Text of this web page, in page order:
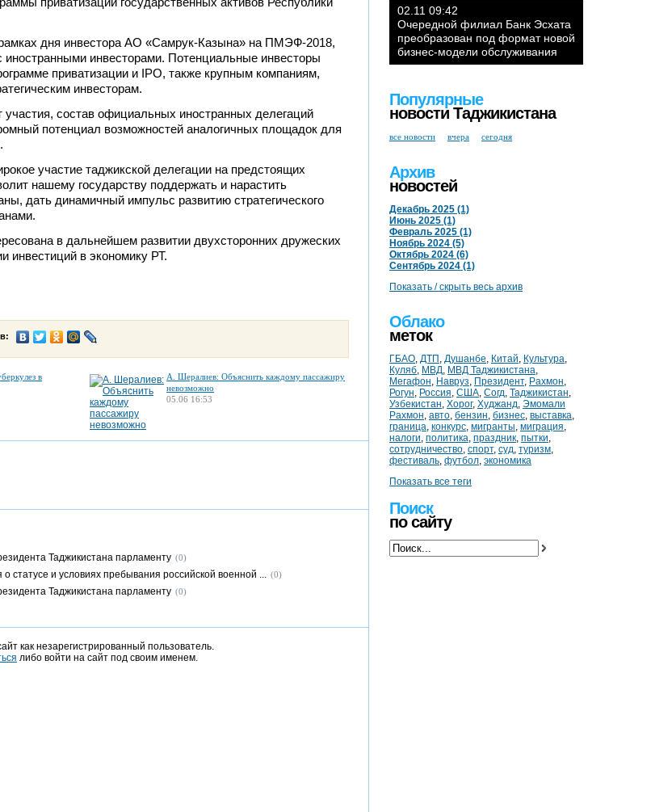
дня инвестора АО «Самрук-Казына» на ПМЭФ-2018,
инвесторами. Потенциальные инвесторы
приватизации и IPO, также крупным компаниям,
инвесторам.
состав официальных иностранных делегаций
потенциал возможностей аналогичных площадок для
участие таджикской делегации на предстоящих
нашему государству поддержать и нарастить
дать динамичный импульс развитию стратегического
в дальнейшем развитии двухсторонних дружеских
инвестиций в экономику РТ.
в
А. Шералиев: Объяснить каждому пассажиру
невозможно
05.06 16:53
Таджикистана парламенту (0)
статусе и условиях пребывания российской военной ... (0)
Таджикистана парламенту (0)
как незарегистрированный пользователь.
либо войти на сайт под своим именем.
02.11 09:42
Очередной филиал Банк Эсхата
преобразован под формат новой
бизнес-модели обслуживания
Популярные
новости Таджикистана
все новости вчера сегодня
Архив
новостей
Декабрь 2025 (1)
Июнь 2025 (1)
Февраль 2025 (1)
Ноябрь 2024 (5)
Октябрь 2024 (6)
Сентябрь 2024 (1)
Показать / скрыть весь архив
Облако
меток
ГБАО, ДТП , Душанбе, Китай, Культура,
Куляб, МВД, МВД Таджикистана,
Мегафон, Навруз, Президент, Рахмон,
Рогун, Россия, США, Согд, Таджикистан,
Узбекистан, Хорог, Худжанд, Эмомали
Рахмон, авто, бензин, бизнес, выставка,
граница, конкурс, мигранты, миграция,
налоги, политика, праздник, пытки,
сотрудничество, спорт, суд, туризм,
фестиваль, футбол, экономика
Показать все теги
Поиск
по сайту